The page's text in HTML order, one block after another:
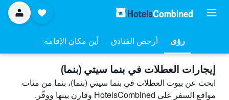
رؤى أرخص الفنادق أين مكان الإقامة
إيجارات العطلات في بنما سيتي (بنما)
ابحث عن بيوت العطلات في بنما سيتي (بنما)، بنما من مئات
مواقع السفر على HotelsCombined وقارن بينها ووفّر.